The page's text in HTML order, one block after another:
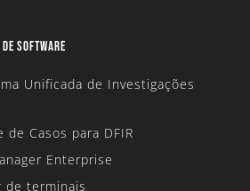
SOFTWARE
Unificada de Investigações
de Casos para DFIR
Enterprise
de terminais